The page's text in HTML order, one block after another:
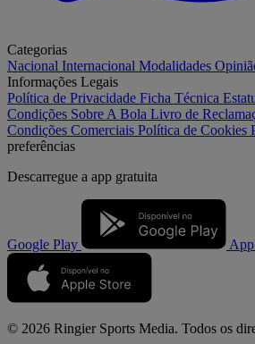
Categorias
Nacional Internacional Modalidades
Informações Legais
Política de Privacidade Ficha Técnica
Condições Sobre A Bola Livro de
Condições Comerciais Política de Cookies
preferências
Descarregue a app gratuita
Google Play
© 2026 Ringier Sports Media. Todos os